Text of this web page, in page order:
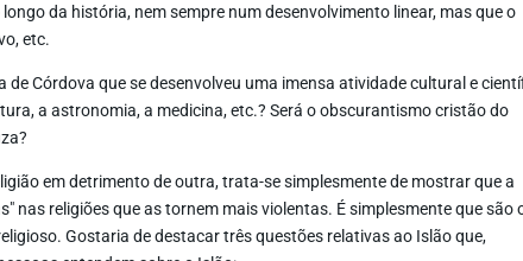
da história, nem sempre num desenvolvimento linear, mas que o
etc.
Córdova que se desenvolveu uma imensa atividade cultural e
a astronomia, a medicina, etc.? Será o obscurantismo cristão do
em detrimento de outra, trata-se simplesmente de mostrar que a
nas religiões que as tornem mais violentas. É simplesmente que são
Gostaria de destacar três questões relativas ao Islão que,